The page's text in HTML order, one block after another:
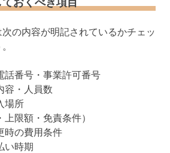
おくべき項目
の内容が明記されているかチェッ
話番号・事業許可番号
容・人員数
場所
限額・免責条件）
時の費用条件
い時期